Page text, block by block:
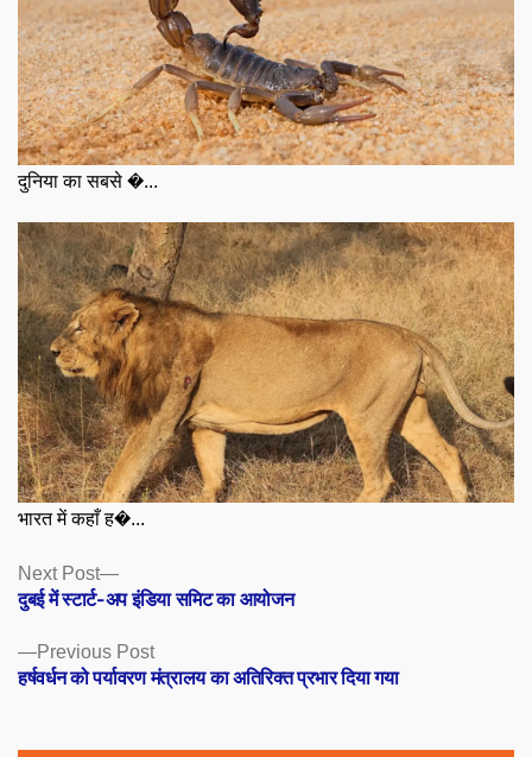
दुनिया का सबसे �...
भारत में कहाँ ह�...
Posts
navigation
Previous PostPrevious
post:
हर्षवर्धन को पर्यावरण मंत्रालय का अतिरिक्त प्रभार दिया गया
Next Post
Next
post:
दुबई में स्टार्ट-अप इंडिया समिट का आयोजन